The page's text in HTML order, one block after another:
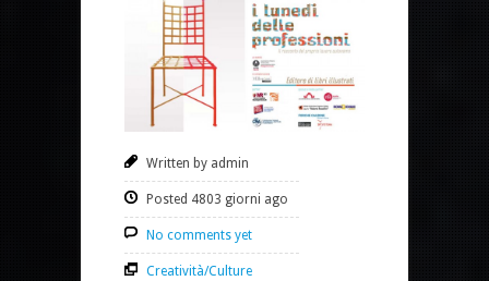
Written by admin
Posted 4803 giorni ago
No comments yet
Creatività/Culture